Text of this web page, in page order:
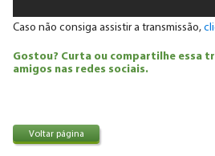
Caso não consiga assistir a transmissão,
Gostou? Curta ou compartilhe essa
amigos nas redes sociais.
Voltar página